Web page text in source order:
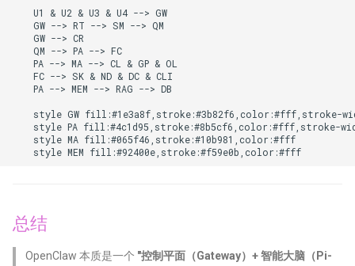
    U1 & U2 & U3 & U4 --> GW
    GW --> RT --> SM --> QM
    GW --> CR
    QM --> PA --> FC
    PA --> MA --> CL & GP & OL
    FC --> SK & ND & DC & CLI
    PA --> MEM --> RAG --> DB
style GW fill:#1e3a8f,stroke:#3b82f6,color:#fff,stroke-
style PA fill:#4c1d95,stroke:#8b5cf6,color:#fff,stroke-
    style MA fill:#065f46,stroke:#10b981,color:#fff
    style MEM fill:#92400e,stroke:#f59e0b,color:#fff
总结
OpenClaw 本质是一个 "控制平面（Gateway）+ 智能大脑（Pi-